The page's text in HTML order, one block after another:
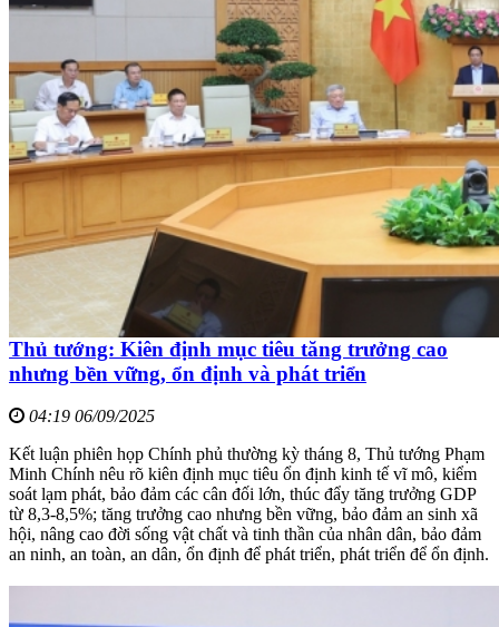
Thủ tướng: Kiên định mục tiêu tăng trưởng cao
nhưng bền vững, ổn định và phát triển
04:19 06/09/2025
Kết luận phiên họp Chính phủ thường kỳ tháng 8, Thủ tướng Phạm
Minh Chính nêu rõ kiên định mục tiêu ổn định kinh tế vĩ mô, kiểm
soát lạm phát, bảo đảm các cân đối lớn, thúc đẩy tăng trưởng GDP
từ 8,3-8,5%; tăng trưởng cao nhưng bền vững, bảo đảm an sinh xã
hội, nâng cao đời sống vật chất và tinh thần của nhân dân, bảo đảm
an ninh, an toàn, an dân, ổn định để phát triển, phát triển để ổn định.